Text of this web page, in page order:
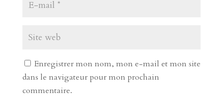
Enregistrer mon nom, mon e-mail et mon site
dans le navigateur pour mon prochain
commentaire.